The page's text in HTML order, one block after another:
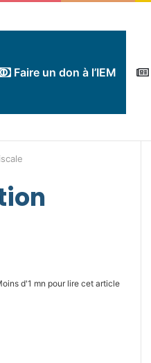
Faire un don à l’IEM
d'1 mn pour lire cet article